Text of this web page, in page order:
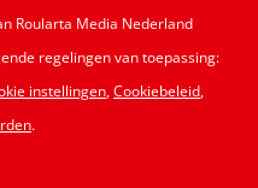
Roularta Media Nederland
regelingen van toepassing:
instellingen,Cookiebeleid,
.